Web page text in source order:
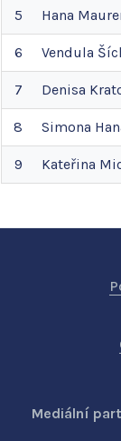
5 Hana
6 Vendula
7 Denisa
8 Simona
9 Kateřina
Mediální